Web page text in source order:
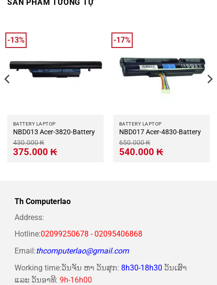
SẢN PHẨM TƯƠNG TỰ
-13%
BATTERY LAPTOP
NBD013 Acer-3820-Battery
430.000₭
Giá
gốc
375.000 ₭Giá
hiện
-17%
BATTERY LAPTOP
NBD017 Acer-4830-Battery
650.000₭
Giá
gốc
540.000 ₭Giá
hiện
Th Computerlao
Address:
Hotline:02099250678 - 02095406868
Email:thcomputerlao@gmail.com
Working time:ວັນຈັນ ຫາ ວັນສຸກ: 8h30-18h30 ວັນເສົາ
ແລະ ວັນອາທີ: 9h-16h00